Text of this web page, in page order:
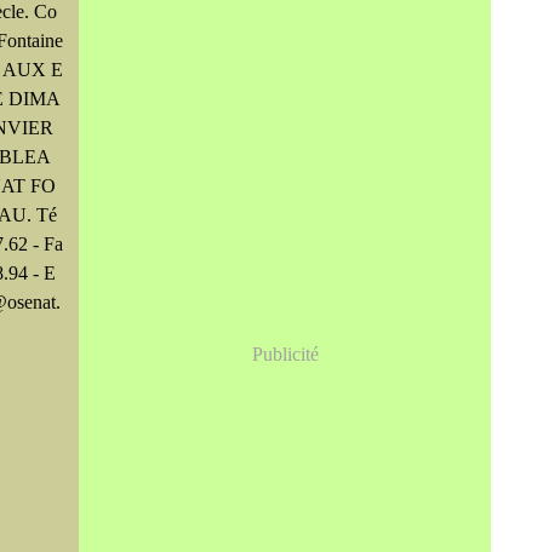
Co
AUX E
DIMA
FO
Té
- Fa
- E
Publicité